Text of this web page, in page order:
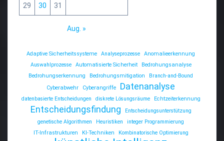
29 30 31
Aug. »
Adaptive Sicherheitssysteme Analyseprozesse
Anomalieerkennung
Auswahlprozesse
Automatisierte Sicherheit
Bedrohungsanalyse
Bedrohungserkennung
Bedrohungsmitigation
Branch-and-Bound
Cyberabwehr
Cyberangriffe Datenanalyse
datenbasierte Entscheidungen diskrete Lösungsräume Echtzeiterkennung
Entscheidungsfindung
Entscheidungsunterstützung
genetische Algorithmen
Heuristiken
integer Programmierung
IT-Infrastrukturen
KI-Techniken Kombinatorische Optimierung